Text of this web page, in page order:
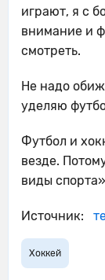
играют, я с
внимание и
смотреть.
Не надо
уделяю
Футбол и
везде.
виды
Источник:
Хоккей